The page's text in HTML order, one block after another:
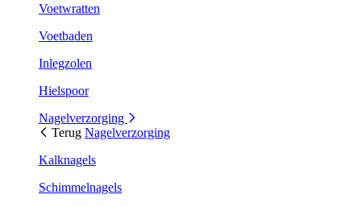
Voetwratten
Voetbaden
Inlegzolen
Hielspoor
Nagelverzorging
Terug Nagelverzorging
Kalknagels
Schimmelnagels